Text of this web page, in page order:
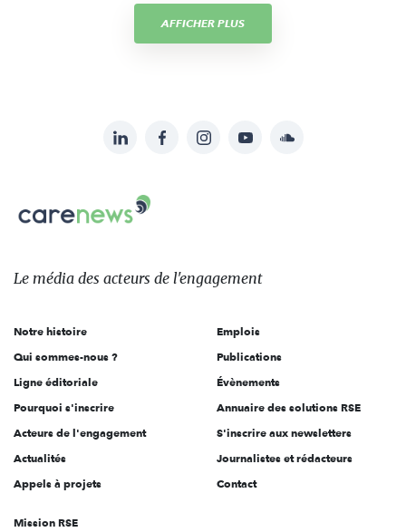
AFFICHER PLUS
sur:
LinkedInFacebookInstagramYouTubeSoundcloud
Carenews,
Le
des
l'engagement
Le média des acteurs de l'engagement
Notre histoire
Qui sommes-nous ?
Ligne éditoriale
Pourquoi s'inscrire
Acteurs de l'engagement
Actualités
Appels à projets
Emplois
Publications
Évènements
Annuaire des solutions RSE
S'inscrire aux newsletters
Journalistes et rédacteurs
Contact
Mission RSE